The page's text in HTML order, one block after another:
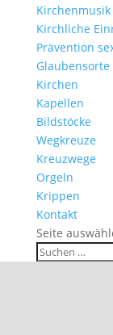
Kirchen­musik
Kirch­liche
Präven­tion
Glau­ben­s­orte
Kirchen
Kapellen
Bild­stöcke
Wegkreuze
Kreuz­wege
Orgeln
Krippen
Kontakt
Seite